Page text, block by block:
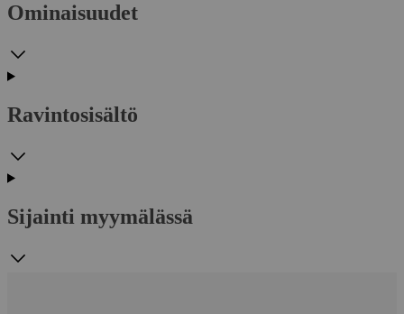
Ominaisuudet
Ravintosisältö
Sijainti myymälässä